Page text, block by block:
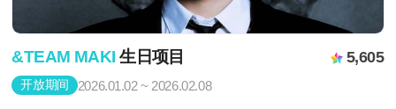
&TEAM MAKI 生日项目 5,605
开放期间 2026.01.02 ~ 2026.02.08